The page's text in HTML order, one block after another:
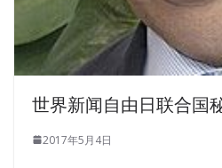
世界新闻自由日联合国
2017年5月4日